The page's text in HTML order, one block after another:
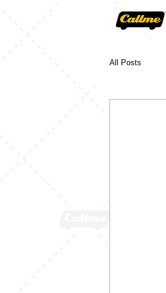
All Posts